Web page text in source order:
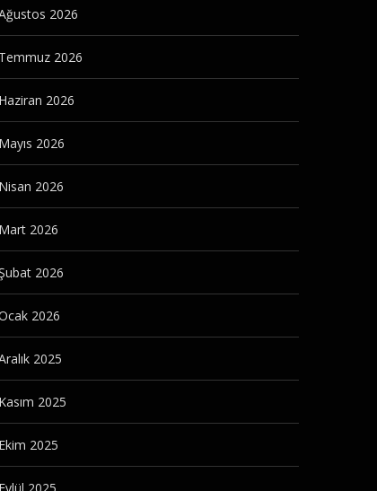
2026
Temmuz 2026
Haziran 2026
Mayıs 2026
Nisan 2026
Mart 2026
2026
2026
2025
Kasım 2025
Ekim 2025